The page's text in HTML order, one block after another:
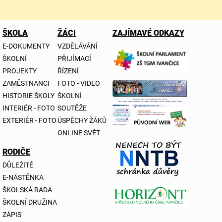
ŠKOLA
E-DOKUMENTY
ŠKOLNÍ
PROJEKTY
ZAMĚSTNANCI
HISTORIE ŠKOLY
INTERIÉR - FOTO
EXTERIÉR - FOTO
ŽÁCI
VZDĚLÁVÁNÍ
PŘIJÍMACÍ
ŘÍZENÍ
FOTO - VIDEO
ŠKOLNÍ
SOUTĚŽE
ÚSPĚCHY ŽÁKŮ
ONLINE SVĚT
RODIČE
DŮLEŽITÉ
E-NÁSTĚNKA
ŠKOLSKÁ RADA
ŠKOLNÍ DRUŽINA
ZÁPIS
ZAJÍMAVÉ ODKAZY